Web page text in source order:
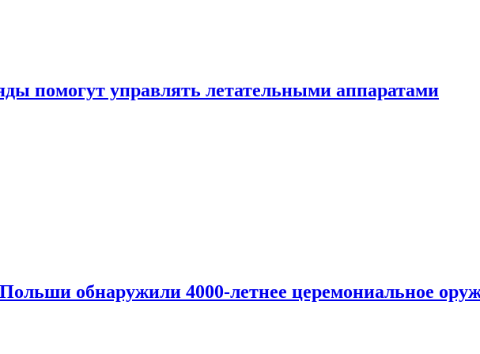
помогут управлять летательными аппаратами
обнаружили 4000-летнее церемониальное